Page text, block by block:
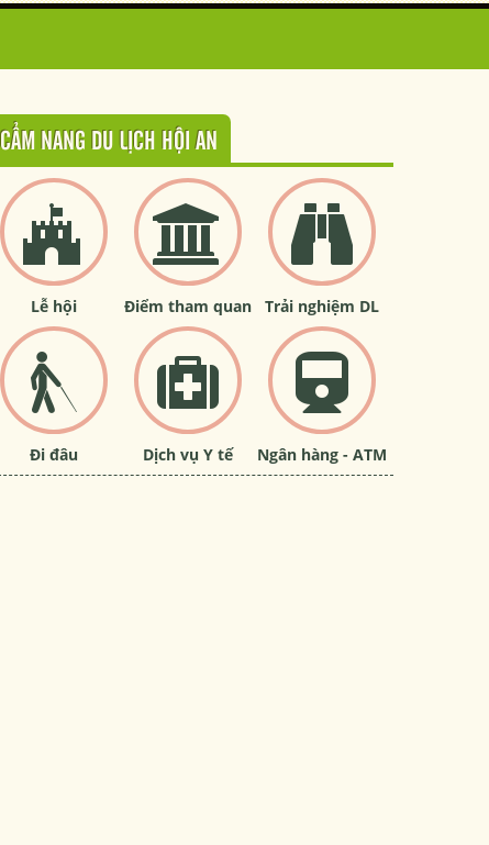
CẨM NANG DU LỊCH HỘI AN
Lễ hội Điểm tham quan Trải nghiệm DL
Đi đâu Dịch vụ Y tế Ngân hàng - ATM